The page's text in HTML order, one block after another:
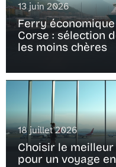
13 juin 2026
Ferry
Corse : sélection
les moins chères
18 juillet 2026
Choisir le
pour un voyage